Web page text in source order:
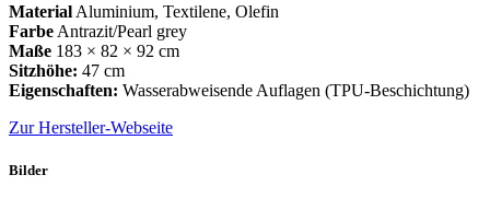
Material Aluminium, Textilene, Olefin
Farbe Antrazit/Pearl grey
Maße 183 × 82 × 92 cm
Sitzhöhe: 47 cm
Eigenschaften: Wasserabweisende Auflagen (TPU-Beschichtung)
Zur Hersteller-Webseite
Bilder